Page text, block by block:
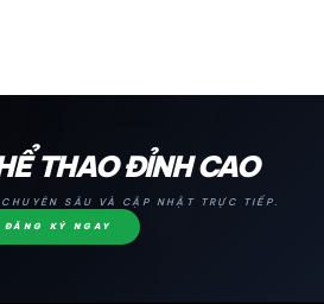
THAO ĐỈNH CAO
SÂU VÀ CẬP NHẬT TRỰC TIẾP.
ĐĂNG KÝ NGAY